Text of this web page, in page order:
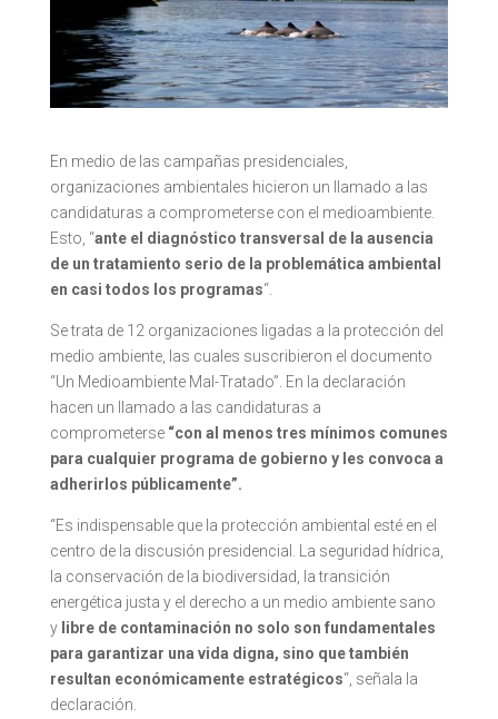
En medio de las campañas presidenciales,
organizaciones ambientales hicieron un llamado a las
candidaturas a comprometerse con el medioambiente.
Esto, “ante el diagnóstico transversal de la ausencia
de un tratamiento serio de la problemática ambiental
en casi todos los programas“.
Se trata de 12 organizaciones ligadas a la protección del
medio ambiente, las cuales suscribieron el documento
“Un Medioambiente Mal-Tratado”. En la declaración
hacen un llamado a las candidaturas a
comprometerse “con al menos tres mínimos comunes
para cualquier programa de gobierno y les convoca a
adherirlos públicamente”.
“Es indispensable que la protección ambiental esté en el
centro de la discusión presidencial. La seguridad hídrica,
la conservación de la biodiversidad, la transición
energética justa y el derecho a un medio ambiente sano
y libre de contaminación no solo son fundamentales
para garantizar una vida digna, sino que también
resultan económicamente estratégicos“, señala la
declaración.